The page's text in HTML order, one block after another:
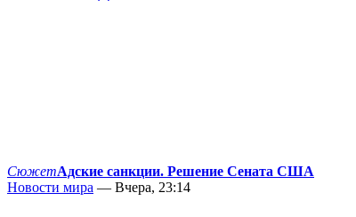
СюжетАдские санкции. Решение Сената США
Новости мира — Вчера, 23:14